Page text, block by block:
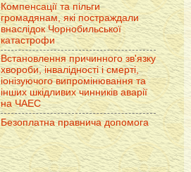
Компенсації та пільги
громадянам, які постраждали
внаслідок Чорнобильської
катастрофи
Встановлення причинного зв'язку
хвороби, інвалідності і смерті,
іонізуючого випромінювання та
інших шкідливих чинників аварії
на ЧАЕС
Безоплатна правнича допомога